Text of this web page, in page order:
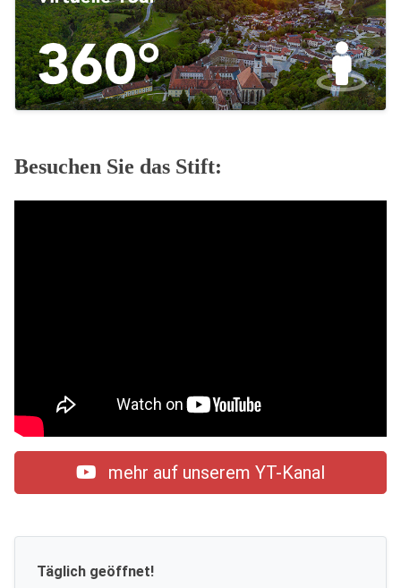
Besuchen Sie das Stift:
mehr auf unserem YT-Kanal
Täglich geöffnet!